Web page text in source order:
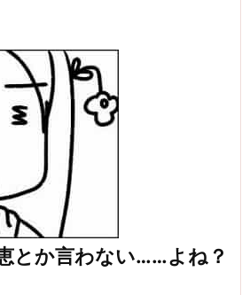
とか言わない……よね？